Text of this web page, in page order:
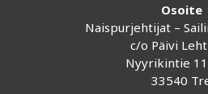
Osoite
Naispurjehtijat –
c/o Päivi
Nyyrikintie
33540